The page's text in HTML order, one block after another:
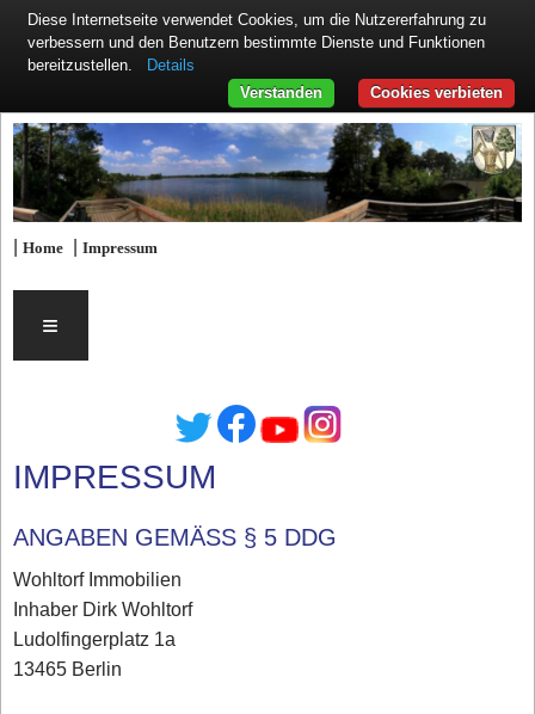
|Home |Impressum
≡
IMPRESSUM
ANGABEN GEMÄSS § 5 DDG
Wohltorf Immobilien
Inhaber Dirk Wohltorf
Ludolfingerplatz 1a
13465 Berlin
Diese Internetseite verwendet Cookies, um die Nutzererfahrung zu
verbessern und den Benutzern bestimmte Dienste und Funktionen
bereitzustellen.
Details
Cookies verbieten
Verstanden